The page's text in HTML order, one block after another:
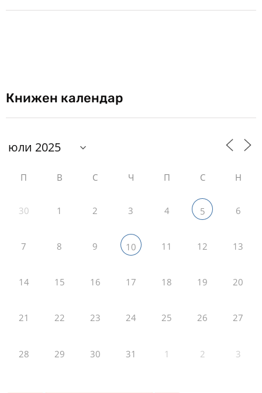
Книжен календар
П В С Ч П С Н
30 1 2 3 4 5 6
7 8 9 10 11 12 13
14 15 16 17 18 19 20
21 22 23 24 25 26 27
28 29 30 31 1 2 3